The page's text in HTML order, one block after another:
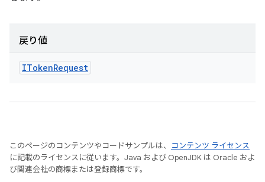
戻り値
ITokenRequest
このページのコンテンツやコードサンプルは、
コンテンツ ライセンス
に記載のライセンスに従います。Java および OpenJDK は Oracle およ
び関連会社の商標または登録商標です。